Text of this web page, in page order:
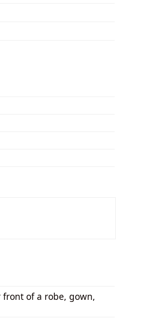
of a robe, gown,